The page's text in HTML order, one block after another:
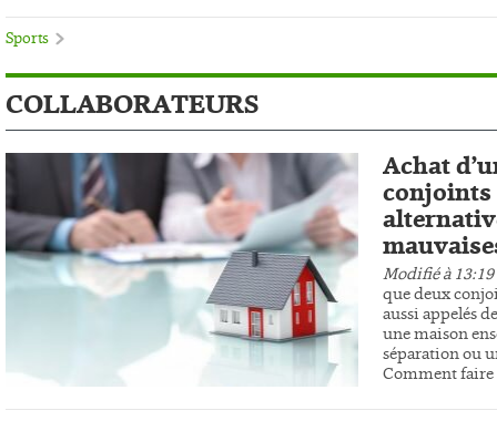
Sports
COLLABORATEURS
Achat
conjoints
Modifié à 13:19
que deux
aussi appelés
une maison
séparation ou
Comment